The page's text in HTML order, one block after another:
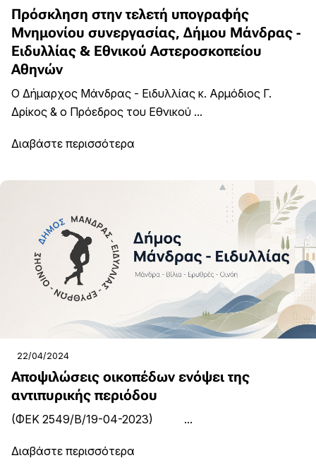
Πρόσκληση στην τελετή υπογραφής
Μνημονίου συνεργασίας, Δήμου Μάνδρας -
Ειδυλλίας & Εθνικού Αστεροσκοπείου
Αθηνών
Ο Δήμαρχος Μάνδρας - Ειδυλλίας κ. Αρμόδιος Γ.
Δρίκος & ο Πρόεδρος του Εθνικού ...
Διαβάστε περισσότερα
22/04/2024
Αποψιλώσεις οικοπέδων ενόψει της
αντιπυρικής περιόδου
(ΦΕΚ 2549/Β/19-04-2023) ...
Διαβάστε περισσότερα